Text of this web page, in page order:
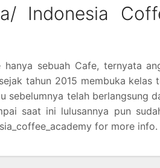
Indonesia
sebuah Cafe, ternyata
tahun 2015 membuka kelas
sebelumnya telah berlangsung
saat ini lulusannya pun
for more info.